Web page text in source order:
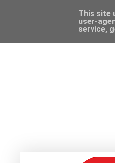
This site
user-
service,